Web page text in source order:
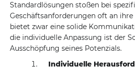
Standardlösungen stoßen bei
Geschäftsanforderungen oft an ihre
bietet zwar eine solide
die individuelle Anpassung ist der
Ausschöpfung seines Potenzials.
Individuelle